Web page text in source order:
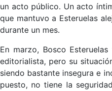
un acto público. Un acto
que mantuvo a Esteruelas
durante un mes.
En marzo, Bosco
editorialista, pero su
siendo bastante insegura e
puesto, no tiene la